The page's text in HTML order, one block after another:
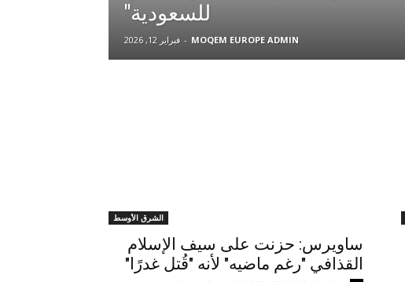
للسعودية"
MOQEM EUROPE ADMIN
- فبراير 12, 2026
الشرق الأوسط
ساويرس: حزنت على سيف الإسلام
القذافي "رغم ماضيه" لأنه "قُتل غدرًا"